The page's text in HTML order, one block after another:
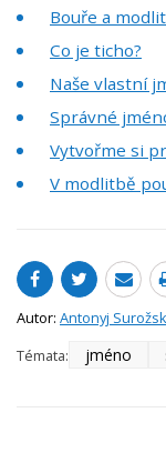
Bouře a
Co je ticho?
Naše vlastní
Správné
Vytvořme si
V modlitbě
Autor: Antonyj
Témata:
jméno